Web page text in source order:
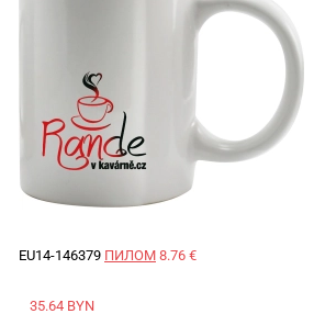
EU14-146379 ПИЛОМ 8.76 €
35.64 BYN